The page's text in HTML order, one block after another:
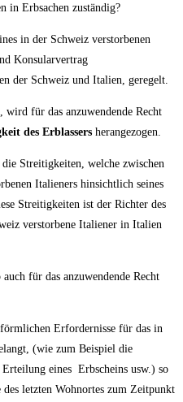
in Erbsachen zuständig?
in der Schweiz verstorbenen
Konsularvertrag
der Schweiz und Italien, geregelt.
wird für das anzuwendende Recht
des Erblassers herangezogen.
Streitigkeiten, welche zwischen
Italieners hinsichtlich seines
Streitigkeiten ist der Richter des
verstorbene Italiener in Italien
für das anzuwendende Recht
Erfordernisse für das in
(wie zum Beispiel die
eines Erbscheins usw.) so
letzten Wohnortes zum Zeitpunkt